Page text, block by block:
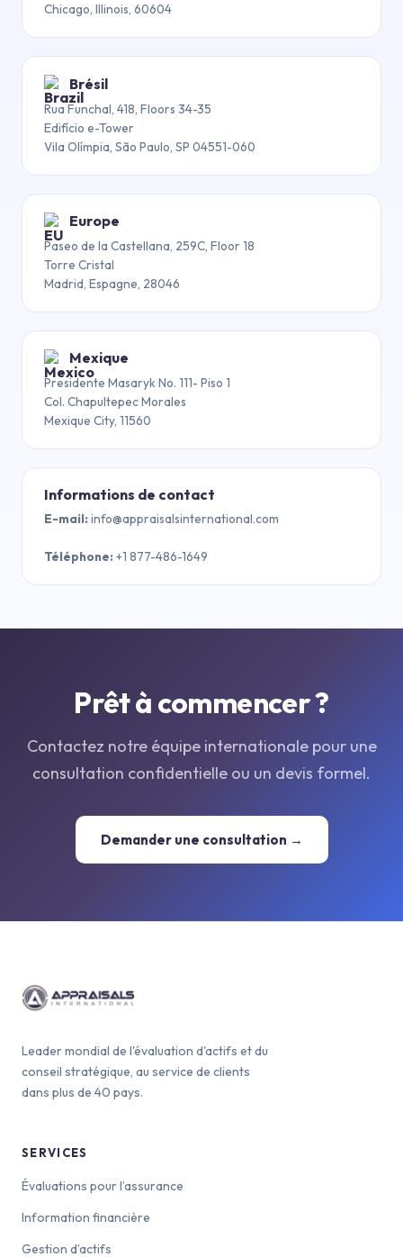
Chicago, Illinois, 60604
Brésil
Rua Funchal, 418, Floors 34-35
Edifício e-Tower
Vila Olímpia, São Paulo, SP 04551-060
Europe
Paseo de la Castellana, 259C, Floor 18
Torre Cristal
Madrid, Espagne, 28046
Mexique
Presidente Masaryk No. 111- Piso 1
Col. Chapultepec Morales
Mexique City, 11560
Informations de contact
E-mail: info@appraisalsinternational.com
Téléphone: +1 877-486-1649
Prêt à commencer ?
Contactez notre équipe internationale pour une
consultation confidentielle ou un devis formel.
Demander une consultation →
Leader mondial de l'évaluation d'actifs et du
conseil stratégique, au service de clients
dans plus de 40 pays.
SERVICES
Évaluations pour l’assurance
Information financière
Gestion d’actifs